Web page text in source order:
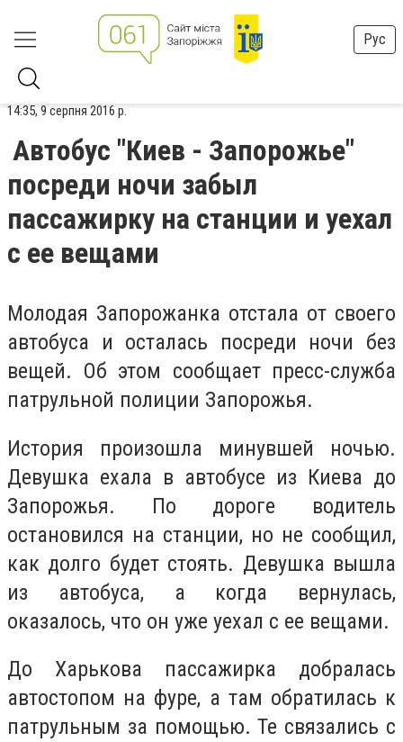
Рус
14:35, 9 серпня 2016 р.
Автобус "Киев - Запорожье"
посреди ночи забыл
пассажирку на станции и уехал
с ее вещами
Молодая Запорожанка отстала от своего
автобуса и осталась посреди ночи без
вещей. Об этом сообщает пресс-служба
патрульной полиции Запорожья.
История произошла минувшей ночью.
Девушка ехала в автобусе из Киева до
Запорожья. По дороге водитель
остановился на станции, но не сообщил,
как долго будет стоять. Девушка вышла
из автобуса, а когда вернулась,
оказалось, что он уже уехал с ее вещами.
До Харькова пассажирка добралась
автостопом на фуре, а там обратилась к
патрульным за помощью. Те связались с